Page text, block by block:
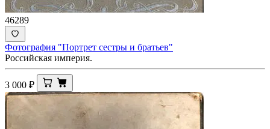
46289
Фотография "Портрет сестры и братьев"
Российская империя.
3 000 ₽